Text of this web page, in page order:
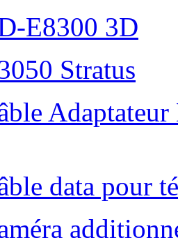
E8300 3D
Stratus
data pour